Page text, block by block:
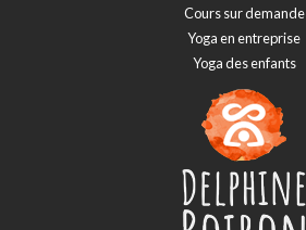
Cours sur demande
Yoga en entreprise
Yoga des enfants